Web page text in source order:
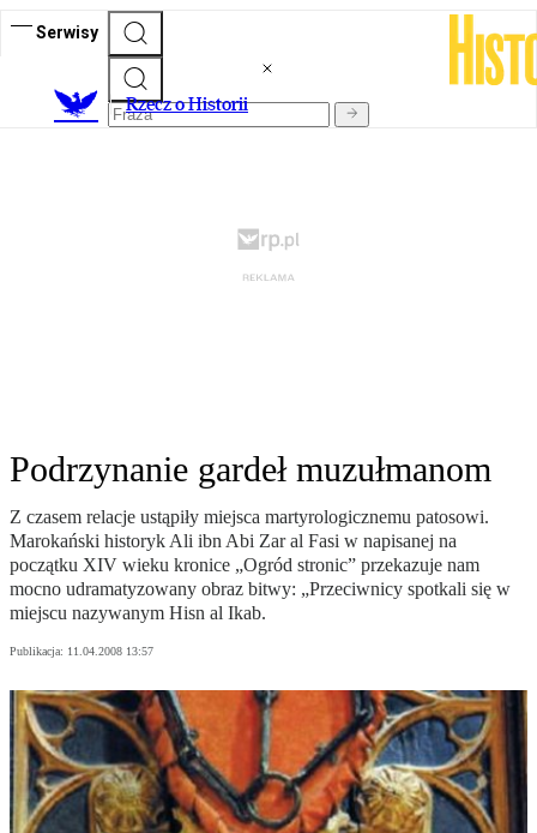
Serwisy
Rzecz o Historii
Podrzynanie gardeł muzułmanom
Z czasem relacje ustąpiły miejsca martyrologicznemu patosowi.
Marokański historyk Ali ibn Abi Zar al Fasi w napisanej na
początku XIV wieku kronice „Ogród stronic” przekazuje nam
mocno udramatyzowany obraz bitwy: „Przeciwnicy spotkali się w
miejscu nazywanym Hisn al Ikab.
Publikacja: 11.04.2008 13:57